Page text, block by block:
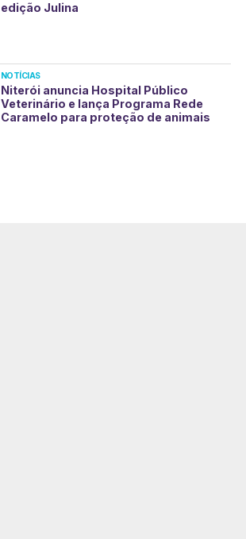
edição Julina
NOTÍCIAS
Niterói anuncia Hospital Público
Veterinário e lança Programa Rede
Caramelo para proteção de animais